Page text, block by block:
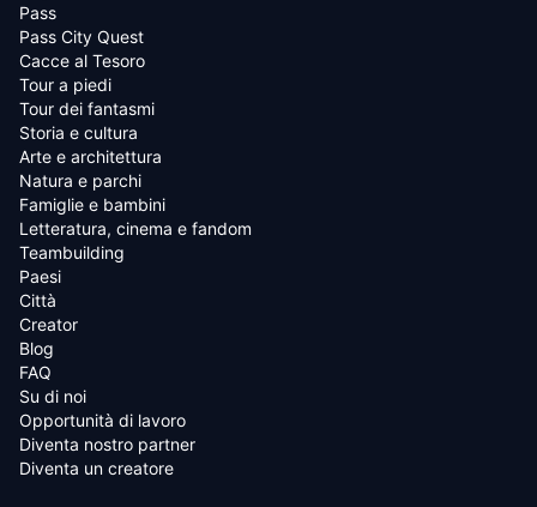
Pass
Pass City Quest
Cacce al Tesoro
Tour a piedi
Tour dei fantasmi
Storia e cultura
Arte e architettura
Natura e parchi
Famiglie e bambini
Letteratura, cinema e fandom
Teambuilding
Paesi
Città
Creator
Blog
FAQ
Su di noi
Opportunità di lavoro
Diventa nostro partner
Diventa un creatore